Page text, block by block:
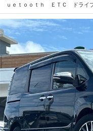
ｕｅｔｏｏｔｈ ＥＴＣ ドライ
側パワースライドドア オートラ
ム レーンキープアシスト（沖縄